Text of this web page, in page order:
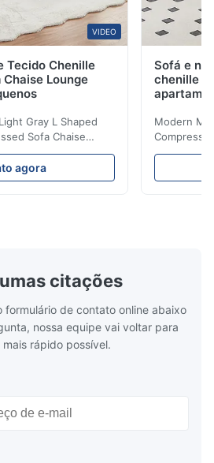
VIDEO
Tecido Chenille
Lounge
Gray L Shaped
Sofa Chaise
High resilience
for small
light gray
agora
Sofá e
chenille
Modern
Room
citações
formulário de contato online abaixo
nossa equipe vai voltar para
rápido possível.